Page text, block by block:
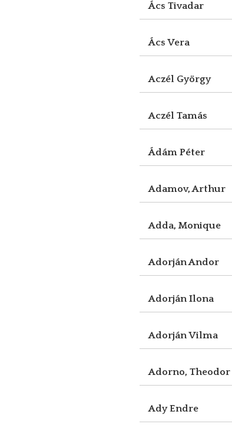
Ács Tivadar
Ács Vera
Aczél György
Aczél Tamás
Ádám Péter
Adamov, Arthur
Adda, Monique
Adorján Andor
Adorján Ilona
Adorján Vilma
Adorno, Theodor
Ady Endre